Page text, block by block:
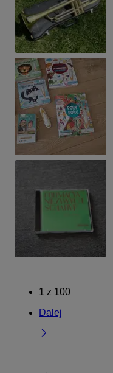
1 z 100
Dalej